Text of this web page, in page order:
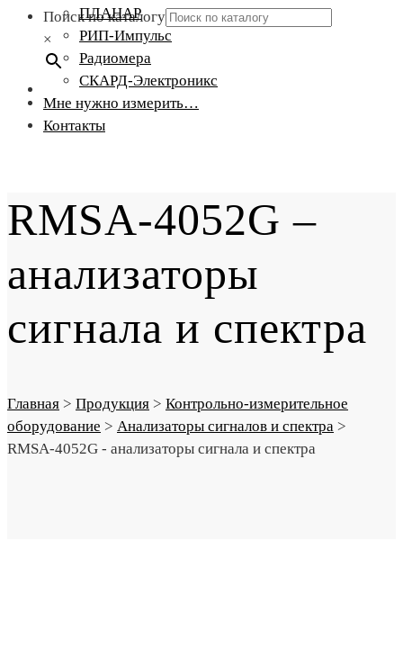
Поиск по каталогу
×
ПЛАНАР
РИП-Импульс
Радиомера
СКАРД-Электроникс
Мне нужно измерить…
Контакты
RMSA-4052G –
анализаторы
сигнала и спектра
Главная > Продукция > Контрольно-измерительное
оборудование > Анализаторы сигналов и спектра >
RMSA-4052G - анализаторы сигнала и спектра